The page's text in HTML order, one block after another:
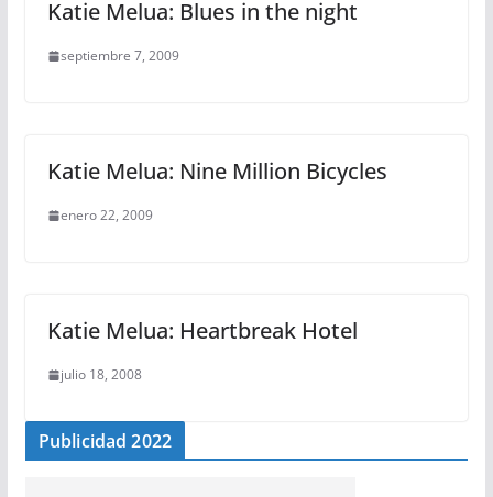
Katie Melua: Blues in the night
septiembre 7, 2009
Katie Melua: Nine Million Bicycles
enero 22, 2009
Katie Melua: Heartbreak Hotel
julio 18, 2008
Publicidad 2022